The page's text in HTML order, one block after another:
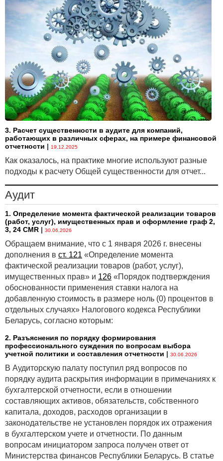
3. Расчет существенности в аудите для компаний,
работающих в различных сферах, на примере финансовой
отчетности | 19.12.2025
Как оказалось, на практике многие используют разные
подходы к расчету Общей существенности для отчет...
Аудит
1. Определение момента фактической реализации товаров
(работ, услуг), имущественных прав и оформление граф 2,
3, 24 CMR | 30.06.2026
Обращаем внимание, что с 1 января 2026 г. внесены
дополнения в ст. 121 «Определение момента
фактической реализации товаров (работ, услуг),
имущественных прав» и 126 «Порядок подтверждения
обоснованности применения ставки налога на
добавленную стоимость в размере ноль (0) процентов в
отдельных случаях» Налогового кодекса Республики
Беларусь, согласно которым:
2. Разъяснения по порядку формирования
профессионального суждения по вопросам выбора
учетной политики и составления отчетности | 30.06.2026
В Аудиторскую палату поступил ряд вопросов по
порядку аудита раскрытия информации в примечаниях к
бухгалтерской отчетности, если в отношении
составляющих активов, обязательств, собственного
капитала, доходов, расходов организации в
законодательстве не установлен порядок их отражения
в бухгалтерском учете и отчетности. По данным
вопросам инициатором запроса получен ответ от
Министерства финансов Республики Беларусь. В статье